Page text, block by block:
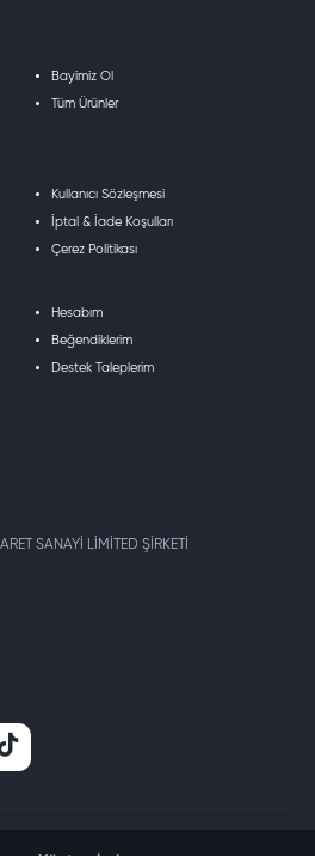
Bayimiz Ol
Tüm Ürünler
Kullanıcı Sözleşmesi
İptal & İade Koşulları
Çerez Politikası
Hesabım
Beğendiklerim
Destek Taleplerim
SANAYİ LİMİTED ŞİRKETİ